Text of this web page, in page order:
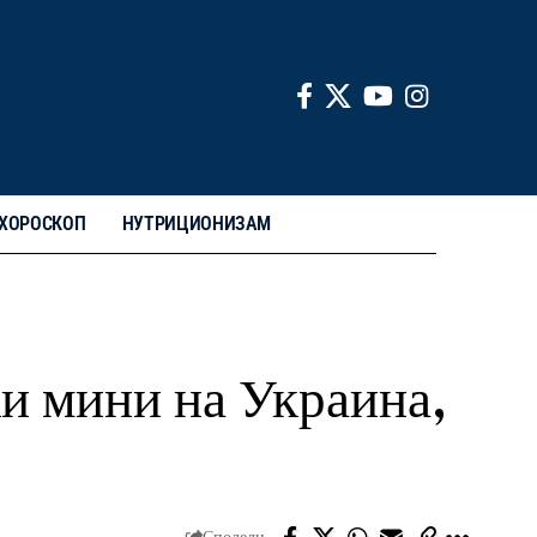
НУТРИЦИОНИЗАМ
мини на Украина,